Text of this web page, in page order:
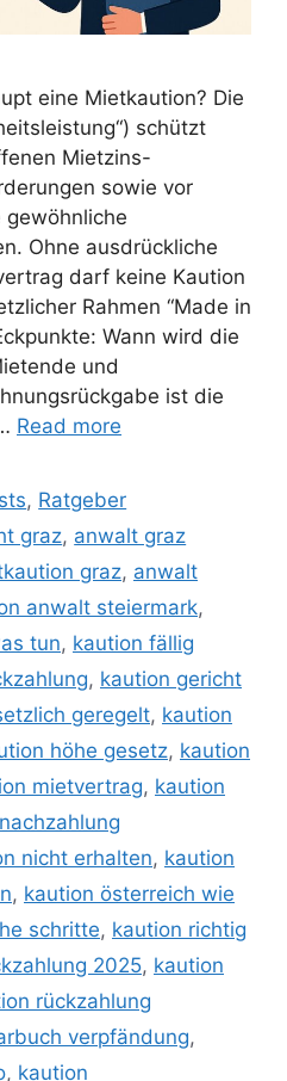
eine Mietkaution? Die
schützt
Mietzins-
sowie vor
Ohne ausdrückliche
darf keine Kaution
Rahmen “Made in
Wann wird die
und
ist die
Read more
, Ratgeber
graz, anwalt graz
graz, anwalt
anwalt steiermark,
tun, kaution fällig
, kaution gericht
geregelt, kaution
höhe gesetz, kaution
mietvertrag, kaution
nicht erhalten, kaution
, kaution österreich wie
schritte, kaution richtig
2025, kaution
rückzahlung
verpfändung,
, kaution